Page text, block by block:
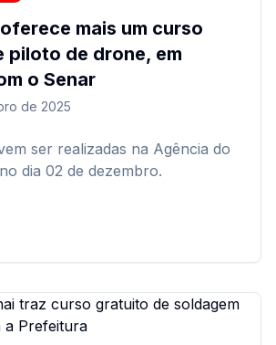
mais um curso
piloto de drone, em
o Senar
de 2025
ser realizadas na Agência do
dia 02 de dezembro.